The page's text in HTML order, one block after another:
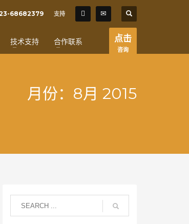
HOURS
Sat - 9:00AM-5:00PM
by appointment only!
68682379 支持
技术支持 合作联系 点击
咨询
月份：8月 2015